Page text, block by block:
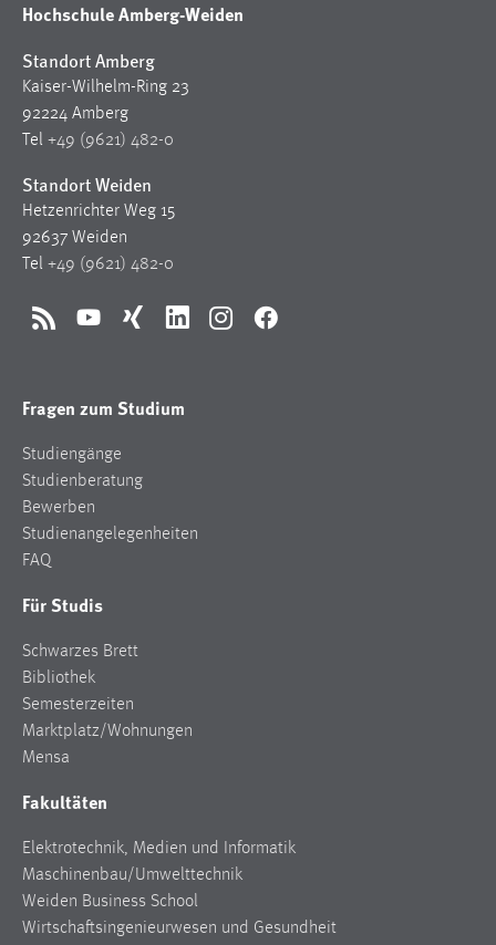
Hochschule Amberg-Weiden
Standort Amberg
Kaiser-Wilhelm-Ring 23
92224 Amberg
Tel +49 (9621) 482-0
Standort Weiden
Hetzenrichter Weg 15
92637 Weiden
Tel +49 (9621) 482-0
RSS YouTubeXing LinkedInInstagramFacebook
Fragen zum Studium
Studiengänge
Studienberatung
Bewerben
Studienangelegenheiten
FAQ
Für Studis
Schwarzes Brett
Bibliothek
Semesterzeiten
Marktplatz/Wohnungen
Mensa
Fakultäten
Elektrotechnik, Medien und Informatik
Maschinenbau/Umwelttechnik
Weiden Business School
Wirtschaftsingenieurwesen und Gesundheit